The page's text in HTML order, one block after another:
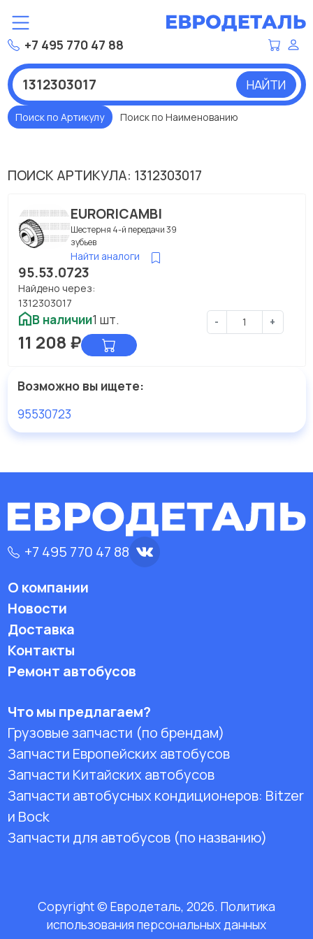
+7 495 770 47 88
НАЙТИ
Поиск по Артикулу Поиск по Наименованию
ПОИСК АРТИКУЛА: 1312303017
EURORICAMBI
Шестерня 4-й передачи 39
зубьев
Найти аналоги
95.53.0723
Найдено через:
1312303017
В наличии1 шт. - +
11 208 ₽
Возможно вы ищете:
95530723
+7 495 770 47 88
О компании
Новости
Доставка
Контакты
Ремонт автобусов
Что мы предлагаем?
Грузовые запчасти (по брендам)
Запчасти Европейских автобусов
Запчасти Китайских автобусов
Запчасти автобусных кондиционеров: Bitzer
и Bock
Запчасти для автобусов (по названию)
Copyright © Евродеталь, 2026. Политика
использования персональных данных